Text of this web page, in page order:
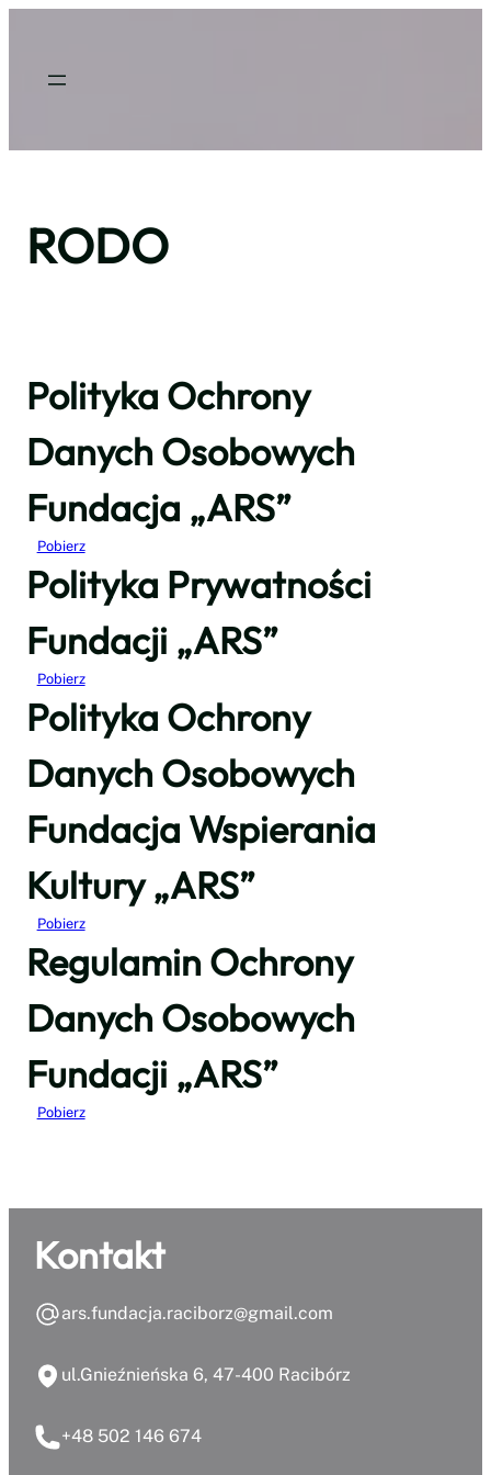
treści
RODO
Polityka Ochrony
Danych Osobowych
Fundacja „ARS”
Pobierz
Polityka Prywatności
Fundacji „ARS”
Pobierz
Polityka Ochrony
Danych Osobowych
Fundacja Wspierania
Kultury „ARS”
Pobierz
Regulamin Ochrony
Danych Osobowych
Fundacji „ARS”
Pobierz
Kontakt
ars.fundacja.raciborz@gmail.com
ul.Gnieźnieńska 6, 47-400 Racibórz
+48 502 146 674